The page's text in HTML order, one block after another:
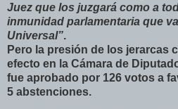
Juez que los juzgará como a
inmunidad parlamentaria que
Universal”.
Pero la presión de los jerarcas
efecto en la Cámara de
fue aprobado por 126 votos a
5 abstenciones.